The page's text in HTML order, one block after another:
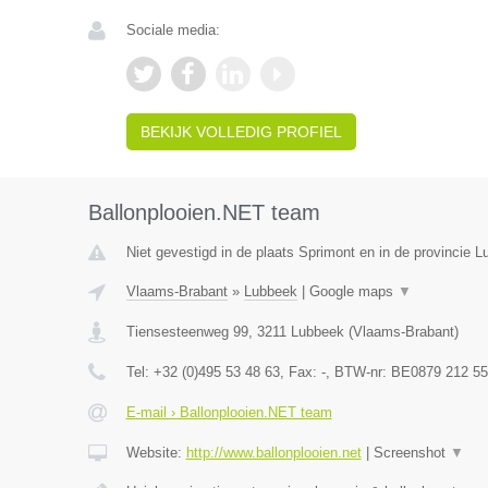
Sociale media:
BEKIJK VOLLEDIG PROFIEL
Ballonplooien.NET team
Niet gevestigd in de plaats Sprimont en in de provincie
Vlaams-Brabant» Lubbeek| Google maps ▼
Tiensesteenweg 99, 3211 Lubbeek(Vlaams-Brabant)
Tel: +32 (0)495 53 48 63, Fax: -, BTW-nr: BE0879 212
E-mail › Ballonplooien.NET team
Website: http://www.ballonplooien.net| Screenshot ▼